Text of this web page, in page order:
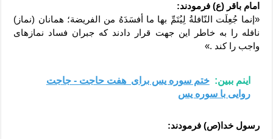
امام باقر (ع) فرمودند:
«إنما جُعِلَت النّافلةُ لِیُتَمِّ بها ما أفسَدَهُ من الفریضة؛ همانان (نماز)
نافله را به خاطر این جهت قرار دادند که جبران فساد نمازهای
واجب را کند .»
اینم ببین: ختم سوره یس برای هفت حاجت - جاجت
روایی با سوره یس
رسول خدا(ص) فرمودند: